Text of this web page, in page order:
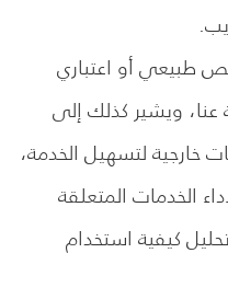
طبيعي أو اعتباري
عنا، ويشير كذلك إلى
خارجية لتسهيل الخدمة،
الخدمات المتعلقة
كيفية استخدام